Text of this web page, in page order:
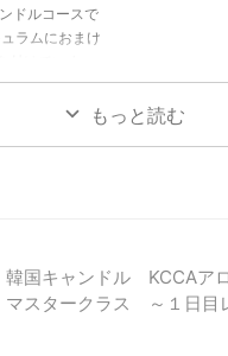
についてご紹
韓国キャンド
された植物性
トな質感とやさ
んだりする
も資格が必
ません。し
ドルコースで
ラムにおまけ
「エブルマー
「ブーケキャン
徒様がアンバ
ルを選んでく
バーマーブ
もっと読む
韓国キャンドル KCCAア
マスタークラス ～１日目